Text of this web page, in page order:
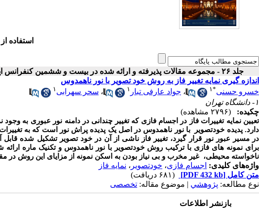
استفاده
جلد ۲۶ - مجموعه مقالات پذیرفته و ارائه شده در بیست و ششمین کنفرانس اپتیک و فوتونیک ایران
اندازه گیری نمایه تغییر فاز به روش خود تصویر با نور ناهمدوس
خسرو حسنی*۱ ، جواد عارفی تبار ۱ ، سحر سهرابی ۱
۱- دانشگاه تهران
چکیده:
(۲۷۹۶ مشاهده)
تعیین نمایه تغییرات فاز در اجسام فازی که تغییر چندانی در دامنه نور عبوری به
دارد. پدیده خودتصویر با نور ناهمدوس در اصل یک پدیده پراش نور است که به
در مسیر عبور نور قرار گیرد، تغییر فاز ناشی از آن در خود تصویر تشکیل شده قابل
برای نمونه های فازی با ترکیب روش خودتصویر با نور ناهمدوس و تکنیک ماره
ناخواسته محیطی، غیر مخرب و بی نیاز بودن به اسکن نمونه از مزایای این روش در
واژه‌های کلیدی: اجسام فازی، خودتصویر ، نمایه فاز
متن کامل [PDF 432 kb]
(۶۸۱ دریافت)
نوع مطالعه: پژوهشي | موضوع مقاله: تخصصی
بازنشر اطلاعات